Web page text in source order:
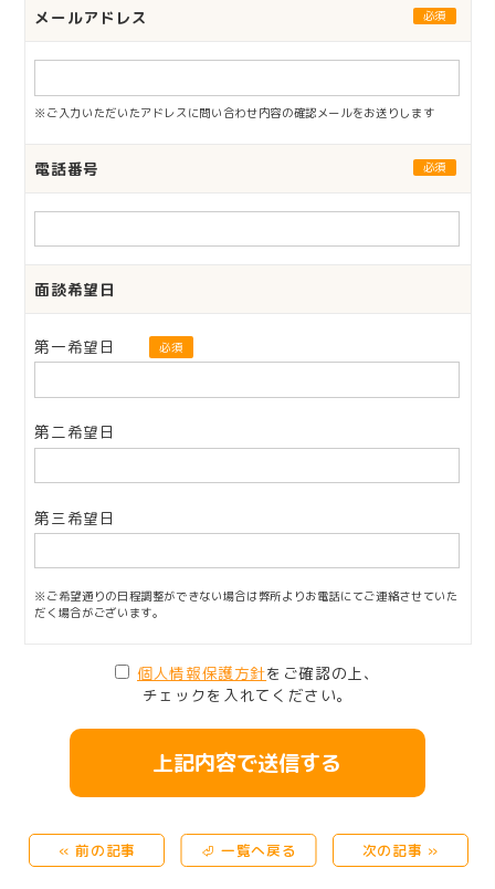
メールアドレス 必須
※ご入力いただいたアドレスに問い合わせ内容の確認メールをお送りします
電話番号 必須
面談希望日
第一希望日 必須
第二希望日
第三希望日
※ご希望通りの日程調整ができない場合は弊所よりお電話にてご連絡させていた
だく場合がございます。
個人情報保護方針をご確認の上、
チェックを入れてください。
« 前の記事 ⏎ 一覧へ戻る 次の記事 »